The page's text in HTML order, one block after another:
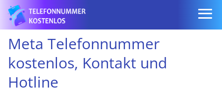
Meta Telefonnummer
kostenlos, Kontakt und
Hotline